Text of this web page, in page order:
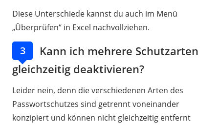
Diese Unterschiede kannst du auch im Menü
„Überprüfen“ in Excel nachvollziehen.
3
Kann ich mehrere Schutzarten
gleichzeitig deaktivieren?
Leider nein, denn die verschiedenen Arten des
Passwortschutzes sind getrennt voneinander
konzipiert und können nicht gleichzeitig entfernt